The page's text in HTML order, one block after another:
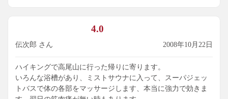
4.0
伝次郎 さん 2008年10月22日
ハイキングで高尾山に行った帰りに寄ります。
いろんな浴槽があり、ミストサウナに入って、スーパジェッ
トバスで体の各部をマッサージします、本当に強力で効きま